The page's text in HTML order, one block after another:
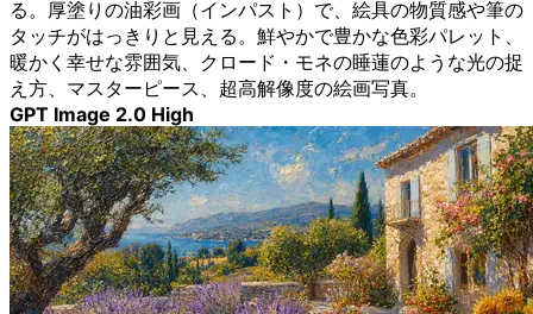
る。厚塗りの油彩画（インパスト）で、絵具の物質感や筆の
タッチがはっきりと見える。鮮やかで豊かな色彩パレット、
暖かく幸せな雰囲気、クロード・モネの睡蓮のような光の捉
え方、マスターピース、超高解像度の絵画写真。
GPT Image 2.0 High